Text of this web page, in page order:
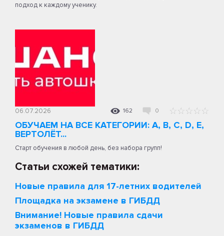
подход к каждому ученику.
06.07.2026 162 0
ОБУЧАЕМ НА ВСЕ КАТЕГОРИИ: A, B, C, D, E,
ВЕРТОЛЁТ...
Старт обучения в любой день, без набора групп!
Статьи схожей тематики:
Новые правила для 17-летних водителей
Площадка на экзамене в ГИБДД
Внимание! Новые правила сдачи
экзаменов в ГИБДД